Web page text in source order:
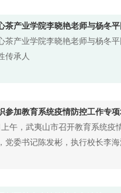
茶产业学院李晓艳老师与杨冬
茶产业学院李晓艳老师与杨冬
传承人
参加教育系统疫情防控工作专
上午，武夷山市召开教育系统
党委书记陈发彬，执行校长李